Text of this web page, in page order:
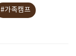
#가족캠프